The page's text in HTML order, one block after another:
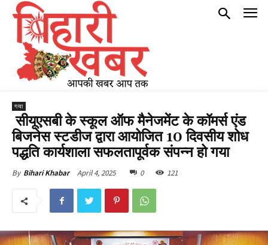
गया
सीयूएसबी के स्कूल ऑफ मैनेजमेंट के कॉमर्स एंड
बिजनेस स्टडीज द्वारा आयोजित 10 दिवसीय शोध
पद्धति कार्यशाला सफलतापूर्वक संपन्न हो गया
By Bihari Khabar April 4, 2025 0 121